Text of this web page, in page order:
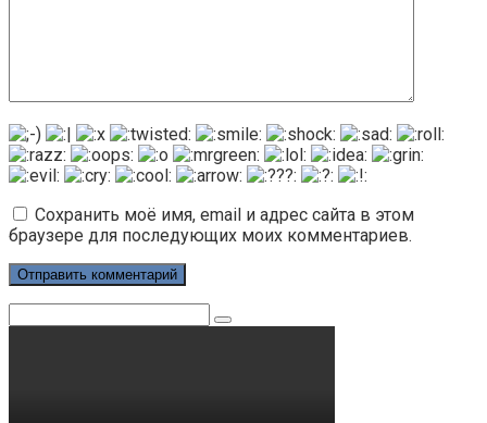
Сохранить моё имя, email и адрес сайта в этом
браузере для последующих моих комментариев.